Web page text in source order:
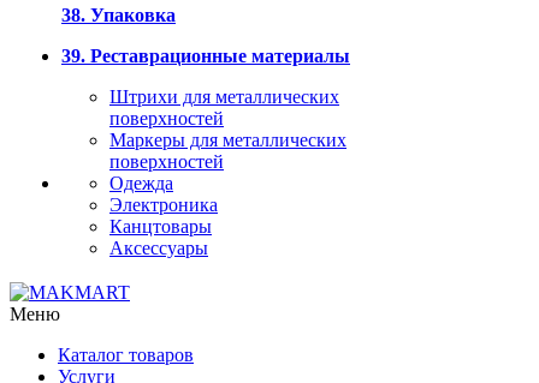
38. Упаковка
39. Реставрационные материалы
Штрихи для металлических
поверхностей
Маркеры для металлических
поверхностей
Одежда
Электроника
Канцтовары
Аксессуары
Меню
Каталог товаров
Услуги